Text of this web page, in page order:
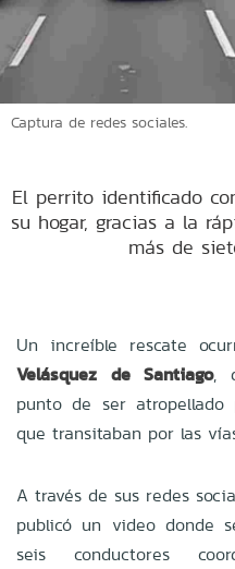
Captura de redes sociales.
El perrito identificado
su hogar, gracias a la
más de
Un increíble rescate
Velásquez de Santiago,
punto de ser
que transitaban por las
A través de sus redes
publicó un video donde
seis conductores